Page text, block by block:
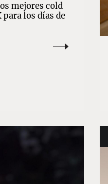
mejores cold
para los días de